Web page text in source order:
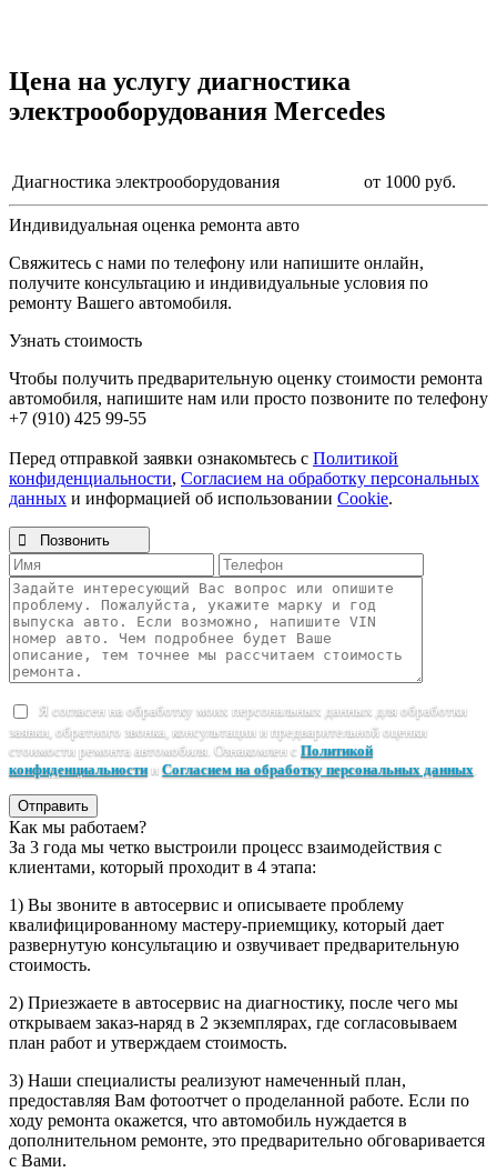
Цена на услугу диагностика
электрооборудования Mercedes
Диагностика электрооборудования от 1000 руб.
Индивидуальная оценка ремонта авто
Свяжитесь с нами по телефону или напишите онлайн,
получите консультацию и индивидуальные условия по
ремонту Вашего автомобиля.
Узнать стоимость
Чтобы получить предварительную оценку стоимости ремонта
автомобиля, напишите нам или просто позвоните по телефону
+7 (910) 425 99-55
Перед отправкой заявки ознакомьтесь с Политикой
конфиденциальности, Согласием на обработку персональных
данных и информацией об использовании Cookie.
 Позвонить
Я согласен на обработку моих персональных данных для обработки
заявки, обратного звонка, консультации и предварительной оценки
стоимости ремонта автомобиля. Ознакомлен с Политикой
конфиденциальностии Согласием на обработку персональных данных
Отправить
Как мы работаем?
За 3 года мы четко выстроили процесс взаимодействия с
клиентами, который проходит в 4 этапа:
1) Вы звоните в автосервис и описываете проблему
квалифицированному мастеру-приемщику, который дает
развернутую консультацию и озвучивает предварительную
стоимость.
2) Приезжаете в автосервис на диагностику, после чего мы
открываем заказ-наряд в 2 экземплярах, где согласовываем
план работ и утверждаем стоимость.
3) Наши специалисты реализуют намеченный план,
предоставляя Вам фотоотчет о проделанной работе. Если по
ходу ремонта окажется, что автомобиль нуждается в
дополнительном ремонте, это предварительно обговаривается
с Вами.